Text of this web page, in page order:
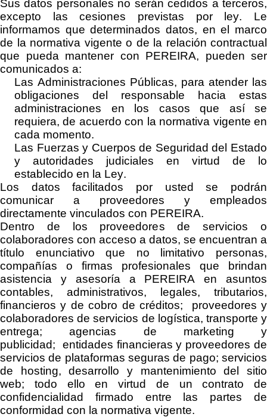
Sus datos personales no serán cedidos a terceros,
excepto las cesiones previstas por ley. Le
informamos que determinados datos, en el marco
de la normativa vigente o de la relación contractual
que pueda mantener con PEREIRA, pueden ser
comunicados a:
Las Administraciones Públicas, para atender las
obligaciones del responsable hacia estas
administraciones en los casos que así se
requiera, de acuerdo con la normativa vigente en
cada momento.
Las Fuerzas y Cuerpos de Seguridad del Estado
y autoridades judiciales en virtud de lo
establecido en la Ley.
Los datos facilitados por usted se podrán
comunicar a proveedores y empleados
directamente vinculados con PEREIRA.
Dentro de los proveedores de servicios o
colaboradores con acceso a datos, se encuentran a
título enunciativo que no limitativo personas,
compañías o firmas profesionales que brindan
asistencia y asesoría a PEREIRA en asuntos
contables, administrativos, legales, tributarios,
financieros y de cobro de créditos;
proveedores y
colaboradores de servicios de logística, transporte y
entrega;agencias de marketing y
publicidad; entidades financieras y proveedores de
servicios de plataformas seguras de pago; servicios
de
hosting, desarrollo y mantenimiento del sitio
web; todo ello en virtud de un contrato de
confidencialidad firmado entre las partes de
conformidad con la normativa vigente.